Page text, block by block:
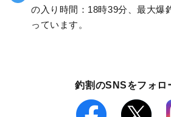
の入り時間：18時39分、最大爆
っています。
釣割のSNSをフォロ